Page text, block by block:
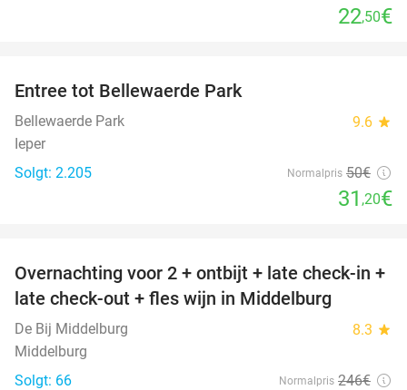
22,50€
Entree tot Bellewaerde Park
Bellewaerde Park 9.6 star
Ieper
Solgt: 2.205
Normalpris 50€
31 ,20€
52%
Overnachting voor 2 + ontbijt + late check-in +
late check-out + fles wijn in Middelburg
De Bij Middelburg 8.3 star
Middelburg
Solgt: 66
Normalpris 246€